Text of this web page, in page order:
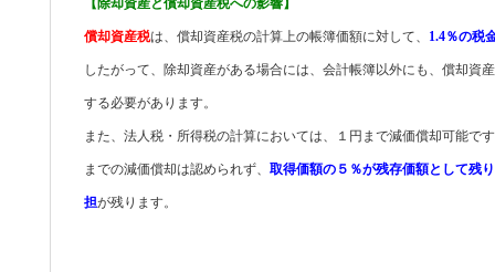
【除却資産と償却資産税への影響】
償却資産税は、償却資産税の計算上の帳簿価額に対して、 1.4％の税
したがって、除却資産がある場合には、会計帳簿以外にも、償却資
する必要があります。
また、法人税・所得税の計算においては、１円まで減価償却可能で
までの減価償却は認められず、 取得価額の５％が残存価額として残
担が残ります。